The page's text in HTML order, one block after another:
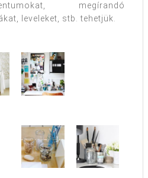
megírandó
leveleket, stb. tehetjük.